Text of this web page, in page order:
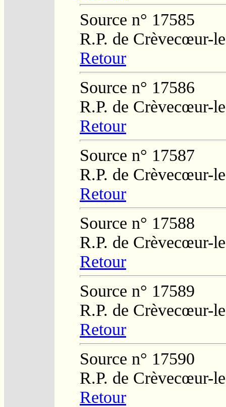
Source n° 17585
R.P. de Crèvecœur-
Retour
Source n° 17586
R.P. de Crèvecœur-
Retour
Source n° 17587
R.P. de Crèvecœur-
Retour
Source n° 17588
R.P. de Crèvecœur-
Retour
Source n° 17589
R.P. de Crèvecœur-
Retour
Source n° 17590
R.P. de Crèvecœur-
Retour